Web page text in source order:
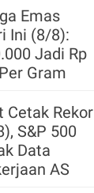
Emas
Ini (8/8):
Jadi Rp
Gram
Cetak Rekor
S&P 500
Data
AS